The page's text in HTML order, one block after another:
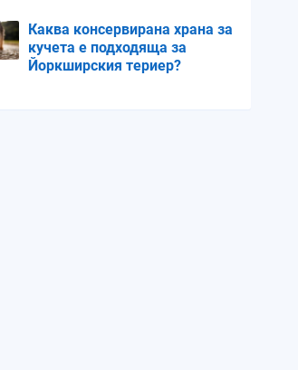
Каква консервирана храна за
кучета е подходяща за
Йоркширския териер?